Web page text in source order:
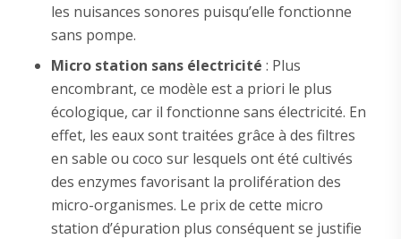
les nuisances sonores puisqu’elle fonctionne
sans pompe.
Micro station sans électricité : Plus
encombrant, ce modèle est a priori le plus
écologique, car il fonctionne sans électricité. En
effet, les eaux sont traitées grâce à des filtres
en sable ou coco sur lesquels ont été cultivés
des enzymes favorisant la prolifération des
micro-organismes. Le prix de cette micro
station d’épuration plus conséquent se justifie